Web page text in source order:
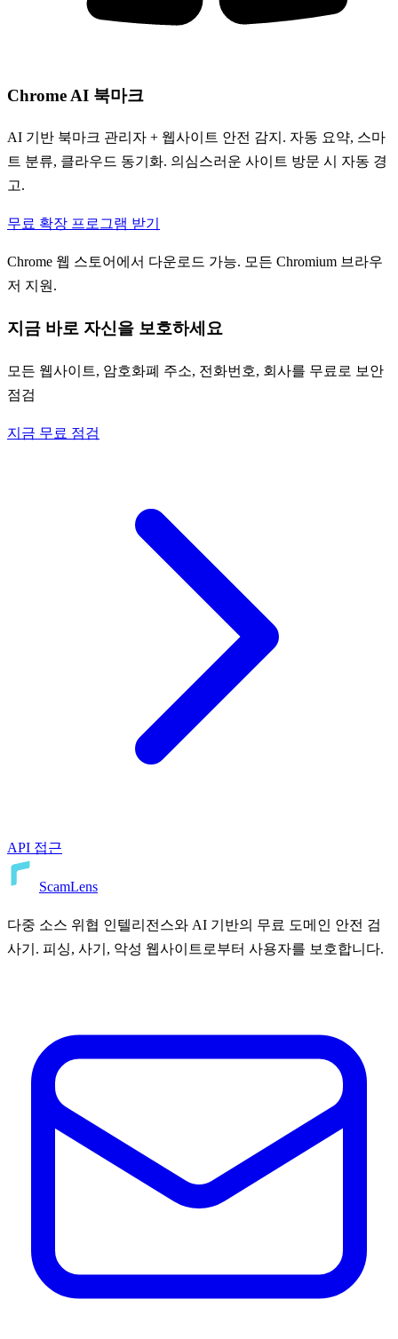
Chrome AI 북마크
AI 기반 북마크 관리자 + 웹사이트 안전 감지. 자동 요약, 스마
트 분류, 클라우드 동기화. 의심스러운 사이트 방문 시 자동 경
고.
무료 확장 프로그램 받기
Chrome 웹 스토어에서 다운로드 가능. 모든 Chromium 브라우
저 지원.
지금 바로 자신을 보호하세요
모든 웹사이트, 암호화폐 주소, 전화번호, 회사를 무료로 보안
점검
지금 무료 점검
API 접근
ScamLens
다중 소스 위협 인텔리전스와 AI 기반의 무료 도메인 안전 검
사기. 피싱, 사기, 악성 웹사이트로부터 사용자를 보호합니다.